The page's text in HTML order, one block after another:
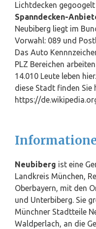
Lichtdecken
Spanndecken-
Neubiberg liegt im
Vorwahl: 089 und
Das Auto
PLZ Bereichen
14.010 Leute leben
diese Stadt finden Sie
https://
Neubiberg ist eine
Landkreis München,
Oberbayern, mit den
und Unterbiberg. Sie
Münchner Stadtteile
Waldperlach, an die